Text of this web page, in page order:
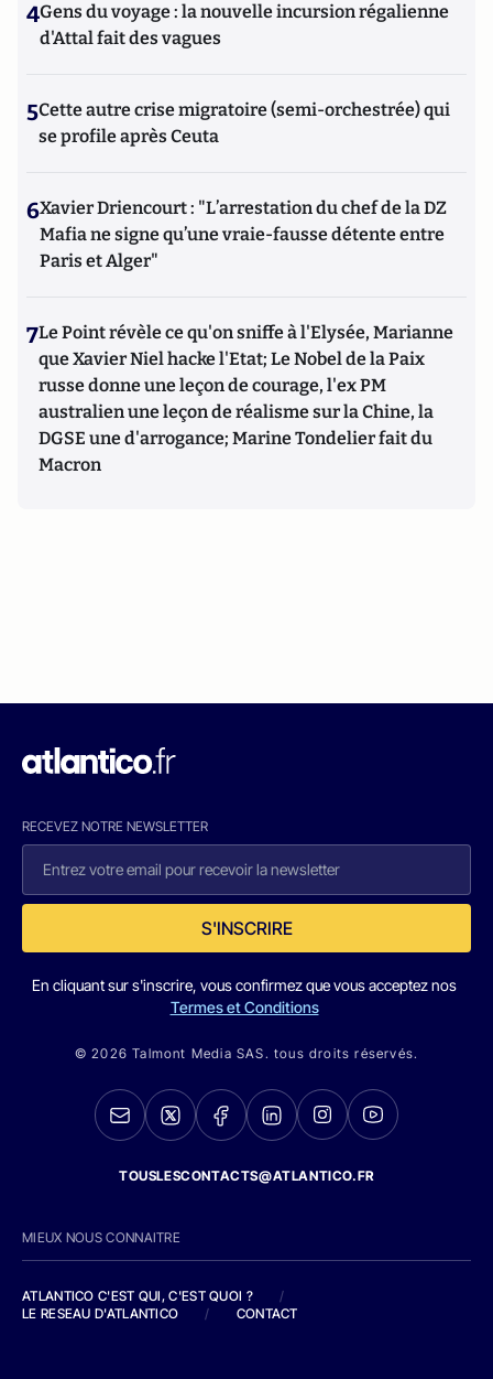
4Gens du voyage : la nouvelle incursion régalienne
d'Attal fait des vagues
5Cette autre crise migratoire (semi-orchestrée) qui
se profile après Ceuta
6Xavier Driencourt : "L’arrestation du chef de la DZ
Mafia ne signe qu’une vraie-fausse détente entre
Paris et Alger"
7Le Point révèle ce qu'on sniffe à l'Elysée, Marianne
que Xavier Niel hacke l'Etat; Le Nobel de la Paix
russe donne une leçon de courage, l'ex PM
australien une leçon de réalisme sur la Chine, la
DGSE une d'arrogance; Marine Tondelier fait du
Macron
RECEVEZ NOTRE NEWSLETTER
S'INSCRIRE
En cliquant sur s'inscrire, vous confirmez que vous acceptez nos
Termes et Conditions
© 2026 Talmont Media SAS. tous droits réservés.
TOUSLESCONTACTS@ATLANTICO.FR
MIEUX NOUS CONNAITRE
ATLANTICO C'EST QUI, C'EST QUOI ?
/
LE RESEAU D'ATLANTICO
/ CONTACT